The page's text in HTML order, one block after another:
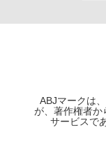
ABJマークは
が、著作権者か
サービスで